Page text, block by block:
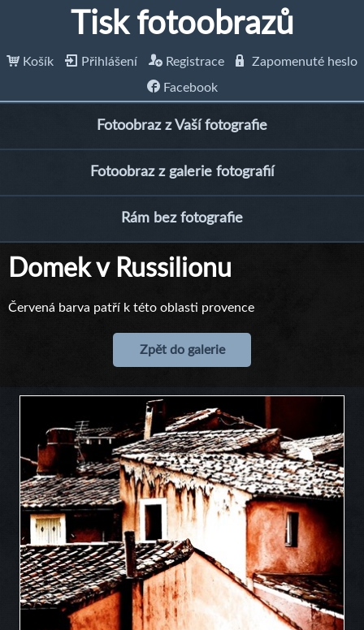
Tisk fotoobrazů
Košík Přihlášení Registrace
Zapomenuté heslo
Facebook
Fotoobraz z Vaší fotografie
Fotoobraz z galerie fotografií
Rám bez fotografie
Domek v Russilionu
Červená barva patří k této oblasti provence
Zpět do galerie